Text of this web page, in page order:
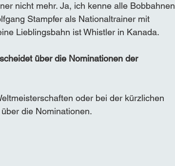
nicht mehr. Ja, ich kenne alle Bobbahnen
Stampfer als Nationaltrainer mit
Lieblingsbahn ist Whistler in Kanada.
über die Nominationen der
oder bei der kürzlichen
die Nominationen.